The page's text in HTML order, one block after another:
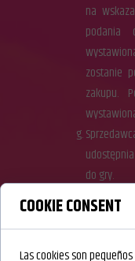
na
podania
zostanie
zakupu.
do gry.
Zasady
COOKIE CONSENT
Las cookies son